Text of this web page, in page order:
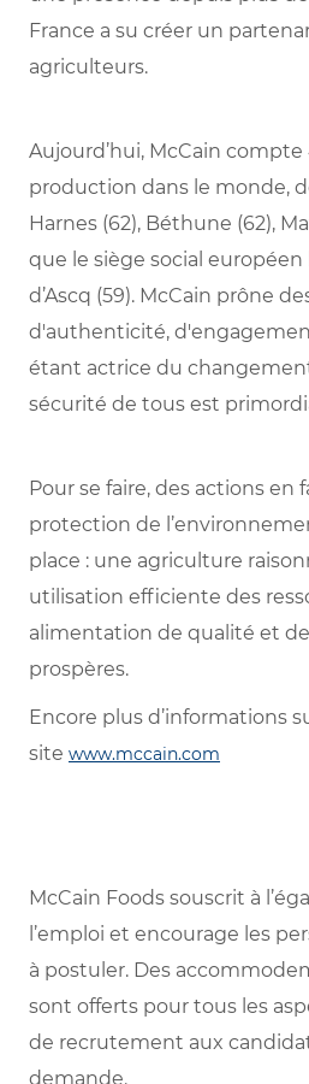
France a su créer un
agriculteurs.
Aujourd’hui, McCain
production dans le monde,
Harnes (62), Béthune (62),
que le siège social européen
d’Ascq (59). McCain prône
d'authenticité,
étant actrice du
sécurité de tous est
Pour se faire, des actions en
protection de
place : une agriculture
utilisation efficiente des
alimentation de qualité et
prospères.
Encore plus d’informations
site www.mccain.com
McCain Foods souscrit à
l’emploi et encourage les
à postuler. Des
sont offerts pour tous les
de recrutement aux
demande.